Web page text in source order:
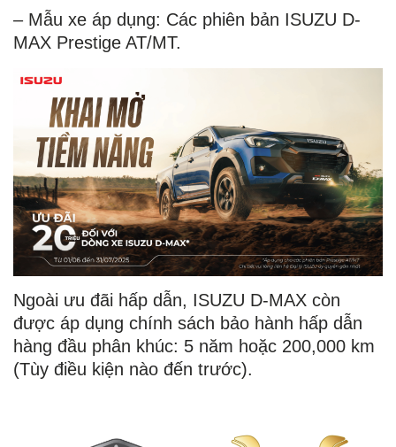
– Mẫu xe áp dụng: Các phiên bản ISUZU D-
MAX Prestige AT/MT.
Ngoài ưu đãi hấp dẫn, ISUZU D-MAX còn
được áp dụng chính sách bảo hành hấp dẫn
hàng đầu phân khúc: 5 năm hoặc 200,000 km
(Tùy điều kiện nào đến trước).